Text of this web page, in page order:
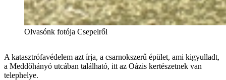
Olvasónk fotója Csepelről
A katasztrófavédelem azt írja, a csarnokszerű épület, ami kigyulladt,
a Meddőhányó utcában található, itt az Oázis kertészetnek van
telephelye.